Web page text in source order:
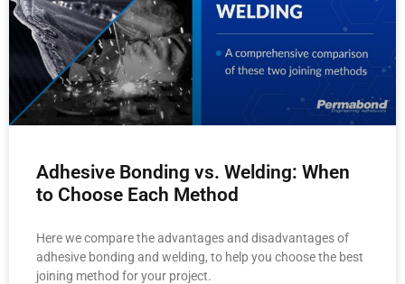
Adhesive Bonding vs. Welding: When
to Choose Each Method
Here we compare the advantages and disadvantages of
adhesive bonding and welding, to help you choose the best
joining method for your project.